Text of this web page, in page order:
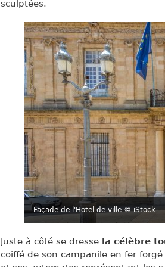
sculptées.
Façade de l'Hotel de ville© iStock
Juste à côté se dresse la célèbre
coiffé de son campanile en fer